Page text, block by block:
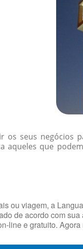
os seus negócios
aqueles que
ou viagem, a
de acordo com
line e gratuito.